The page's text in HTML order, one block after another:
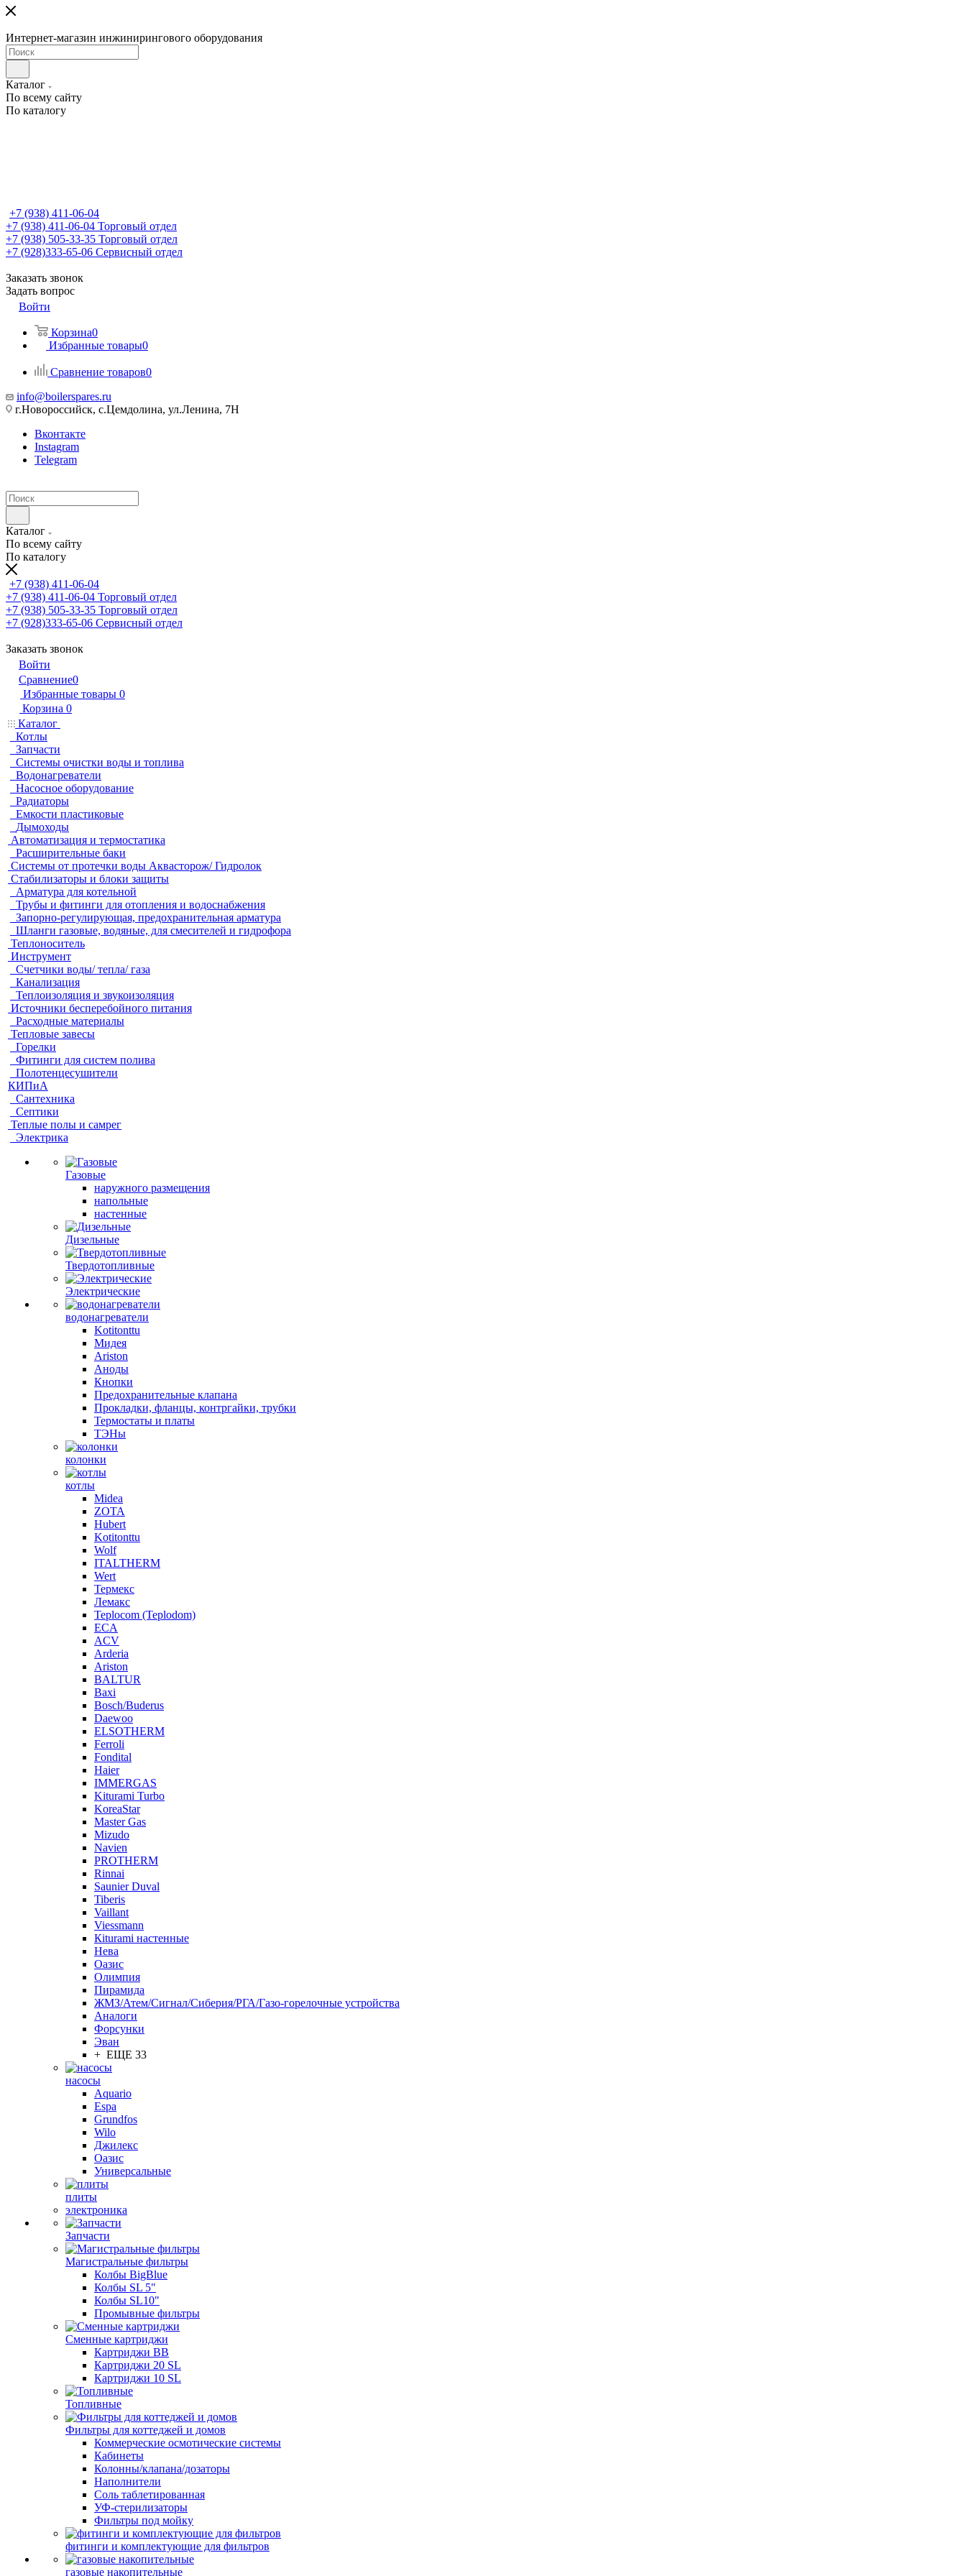
Интернет-магазин инжинирингового оборудования
Каталог
По всему сайту
По каталогу
+7 (938) 411-06-04
+7 (938) 411-06-04 Торговый отдел
+7 (938) 505-33-35 Торговый отдел
+7 (928)333-65-06 Сервисный отдел
Заказать звонок
Задать вопрос
Войти
Корзина0
Избранные товары0
Сравнение товаров0
info@boilerspares.ru
г.Новороссийск, с.Цемдолина, ул.Ленина, 7Н
Вконтакте
Instagram
Telegram
Каталог
По всему сайту
По каталогу
+7 (938) 411-06-04
+7 (938) 411-06-04 Торговый отдел
+7 (938) 505-33-35 Торговый отдел
+7 (928)333-65-06 Сервисный отдел
Заказать звонок
Войти
Сравнение0
Избранные товары 0
Корзина 0
Каталог
Котлы
Запчасти
Системы очистки воды и топлива
Водонагреватели
Насосное оборудование
Радиаторы
Емкости пластиковые
Дымоходы
Автоматизация и термостатика
Расширительные баки
Системы от протечки воды Аквасторож/ Гидролок
Стабилизаторы и блоки защиты
Арматура для котельной
Трубы и фитинги для отопления и водоснабжения
Запорно-регулирующая, предохранительная арматура
Шланги газовые, водяные, для смесителей и гидрофора
Теплоноситель
Инструмент
Счетчики воды/ тепла/ газа
Канализация
Теплоизоляция и звукоизоляция
Источники бесперебойного питания
Расходные материалы
Тепловые завесы
Горелки
Фитинги для систем полива
Полотенцесушители
КИПиА
Сантехника
Септики
Теплые полы и самрег
Электрика
Газовые
наружного размещения
напольные
настенные
Дизельные
Твердотопливные
Электрические
водонагреватели
Kotitonttu
Мидея
Ariston
Аноды
Кнопки
Предохранительные клапана
Прокладки, фланцы, контргайки, трубки
Термостаты и платы
ТЭНы
колонки
котлы
Midea
ZOTA
Hubert
Kotitonttu
Wolf
ITALTHERM
Wert
Термекс
Лемакс
Teplocom (Teplodom)
ECA
ACV
Arderia
Ariston
BALTUR
Baxi
Bosch/Buderus
Daewoo
ELSOTHERM
Ferroli
Fondital
Haier
IMMERGAS
Kiturami Turbo
KoreaStar
Master Gas
Mizudo
Navien
PROTHERM
Rinnai
Saunier Duval
Tiberis
Vaillant
Viessmann
Кiturami настенные
Нева
Оазис
Олимпия
Пирамида
ЖМЗ/Атем/Сигнал/Сиберия/РГА/Газо-горелочные устройства
Aналоги
Форсунки
Эван
+ ЕЩЕ 33
насосы
Aquario
Espa
Grundfos
Wilo
Джилекс
Оазис
Универсальные
плиты
электроника
Запчасти
Магистральные фильтры
Колбы BigBlue
Колбы SL 5"
Колбы SL10"
Промывные фильтры
Сменные картриджи
Картриджи BB
Картриджи 20 SL
Картриджи 10 SL
Топливные
Фильтры для коттеджей и домов
Коммерческие осмотические системы
Кабинеты
Колонны/клапана/дозаторы
Наполнители
Соль таблетированная
УФ-стерилизаторы
Фильтры под мойку
фитинги и комплектующие для фильтров
газовые накопительные